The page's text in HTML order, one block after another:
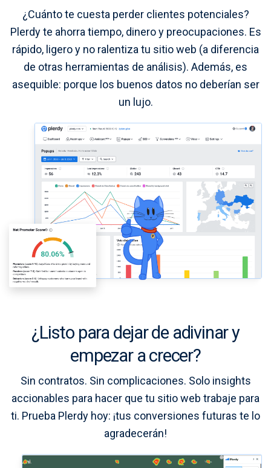
¿Cuánto te cuesta perder clientes potenciales?
Plerdy te ahorra tiempo, dinero y preocupaciones. Es
rápido, ligero y no ralentiza tu sitio web (a diferencia
de otras herramientas de análisis). Además, es
asequible: porque los buenos datos no deberían ser
un lujo.
¿Listo para dejar de adivinar y
empezar a crecer?
Sin contratos. Sin complicaciones. Solo insights
accionables para hacer que tu sitio web trabaje para
ti. Prueba Plerdy hoy: ¡tus conversiones futuras te lo
agradecerán!